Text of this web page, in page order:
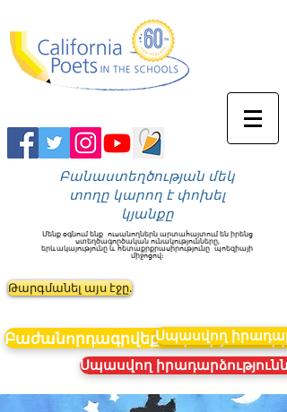
Բանաստեղծության մեկ
տողը կարող է փոխել
կյանքը
Մենք օգնում ենք ուսանողներն արտահայտում են իրենց
ստեղծագործական ունակությունները,
երևակայությունը և հետաքրքրասիրությունը պոեզիայի
միջոցով։
Թարգմանել այս էջը.
Բաժանորդագրվեք
Սպասվող
Սպասվող